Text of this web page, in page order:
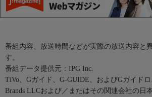
番組内容、放送時間などが実際の放送内容と
す。
番組データ提供元：IPG Inc.
TiVo、Gガイド、G-GUIDE、およびGガイド
Brands LLCおよび／またはその関連会社の日